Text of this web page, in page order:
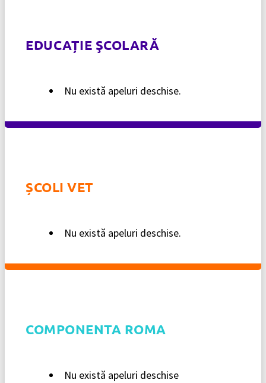
EDUCAȚIE ŞCOLARĂ
Nu există apeluri deschise.
ȘCOLI VET
Nu există apeluri deschise.
COMPONENTA ROMA
Nu există apeluri deschise